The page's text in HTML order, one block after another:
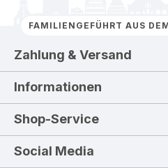
FAMILIENGEFÜHRT AUS
Zahlung & Versand
Informationen
Shop-Service
Social Media